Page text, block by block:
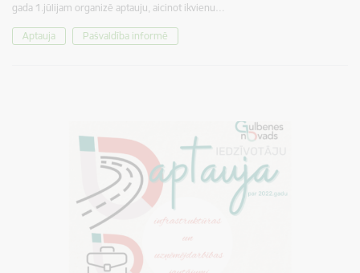
gada 1.jūlijam organizē aptauju, aicinot ikvienu…
Aptauja Pašvaldība informē